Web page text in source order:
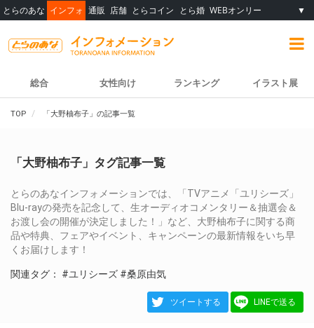
とらのあな インフォ 通販 店舗 とらコイン とら婚 WEBオンリー ▼
総合 女性向け ランキング イラスト展
TOP 「大野柚布子」の記事一覧
「大野柚布子」タグ記事一覧
とらのあなインフォメーションでは、「TVアニメ「ユリシーズ」
Blu-rayの発売を記念して、生オーディオコメンタリー＆抽選会＆
お渡し会の開催が決定しました！」など、大野柚布子に関する商
品や特典、フェアやイベント、キャンペーンの最新情報をいち早
くお届けします！
関連タグ： #ユリシーズ #桑原由気
ツイートする LINEで送る